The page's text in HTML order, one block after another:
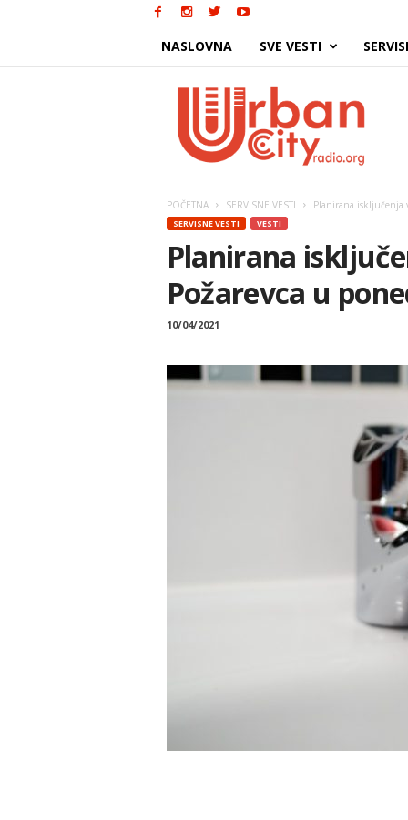
NASLOVNA SVE VESTI
POČETNA SERVISNE VESTI Planirana isključenja
SERVISNE VESTI VESTI
Planirana
Požarevca u
10/04/2021